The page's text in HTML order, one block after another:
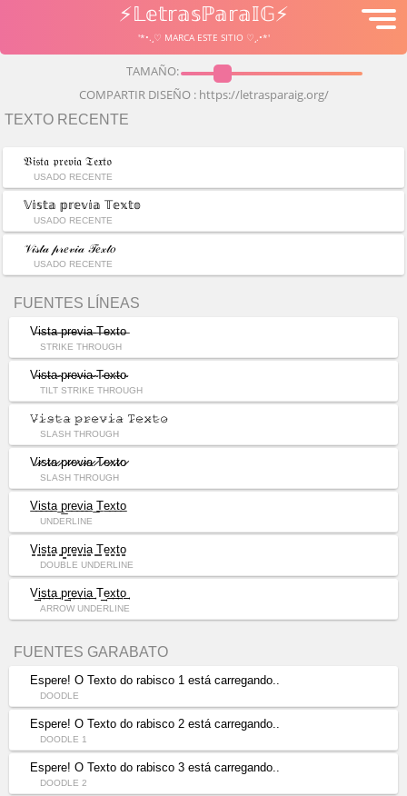
⚡𝕃𝕖𝕥𝕣𝕒𝕤ℙ𝕒𝕣𝕒𝕀𝔾⚡
'*•.¸♡ MARCA ESTE SITIO ♡¸.•*'
TAMAÑO:
COMPARTIR DISEÑO : https://letrasparaig.org/
TEXTO RECENTE
USADO RECENTE
𝔙𝔦𝔰𝔱𝔞 𝔭𝔯𝔢𝔳𝔦𝔞 𝔗𝔢𝔵𝔱𝔬
USADO RECENTE
𝕍𝕚𝕤𝕥𝕒 𝕡𝕣𝕖𝕧𝕚𝕒 𝕋𝕖𝕩𝕥𝕠
USADO RECENTE
𝒱𝒾𝓈𝓉𝒶 𝓅𝓇𝑒𝓋𝒾𝒶 𝒯𝑒𝓍𝓉𝑜
FUENTES LÍNEAS
STRIKE THROUGH
V̶i̶s̶t̶a̶ ̶p̶r̶e̶v̶i̶a̶ ̶T̶e̶x̶t̶o̶
TILT STRIKE THROUGH
V̴i̴s̴t̴a̴ ̴p̴r̴e̴v̴i̴a̴ ̴T̴e̴x̴t̴o̴
SLASH THROUGH
𝚅̷𝚒̷𝚜̷𝚝̷𝚊̷ 𝚙̷𝚛̷𝚎̷𝚟̷𝚒̷𝚊̷ 𝚃̷𝚎̷𝚡̷𝚝̷𝚘̷
SLASH THROUGH
V̷i̷s̷t̷a̷ ̷p̷r̷e̷v̷i̷a̷ ̷T̷e̷x̷t̷o̷
UNDERLINE
V̲i̲s̲t̲a̲ ̲p̲r̲e̲v̲i̲a̲ ̲T̲e̲x̲t̲o̲
DOUBLE UNDERLINE
V̳i̳s̳t̳a̳ ̳p̳r̳e̳v̳i̳a̳ ̳T̳e̳x̳t̳o̳
ARROW UNDERLINE
V͢i͢s͢t͢a͢ p͢r͢e͢v͢i͢a͢ T͢e͢x͢t͢o͢
FUENTES GARABATO
DOODLE
Espere! O Texto do rabisco 1 está carregando..
DOODLE 1
Espere! O Texto do rabisco 2 está carregando..
DOODLE 2
Espere! O Texto do rabisco 3 está carregando..